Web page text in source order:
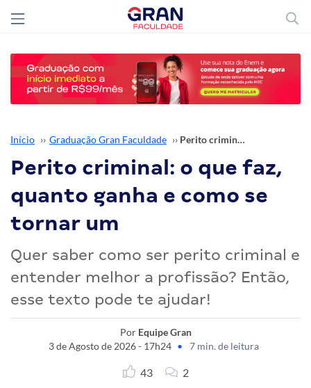
Início ›› Graduação Gran Faculdade ›› Perito criminal: o que faz, quanto ganha e como se tornar um
Perito criminal: o que faz,
quanto ganha e como se
tornar um
Quer saber como ser perito criminal e
entender melhor a profissão? Então,
esse texto pode te ajudar!
Por Equipe Gran
3 de Agosto de 2026 - 17h24 • 7 min. de leitura
43 2